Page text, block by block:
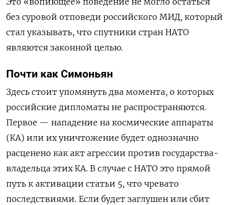
без суровой отповеди российского МИД, который
стал указывать, что спутники стран НАТО
являются законной целью.
Почти как Симоньян
Здесь стоит упомянуть два момента, о которых
российские дипломаты не распространяются.
Первое — нападение на космические аппараты
(КА) или их уничтожение будет однозначно
расценено как акт агрессии против государства-
владельца этих КА. В случае с НАТО это прямой
путь к активации статьи 5, что чревато
последствиями. Если будет заглушен или сбит